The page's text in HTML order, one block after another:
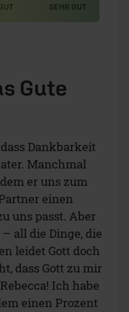
SEHR GUT
Gute
Dankbarkeit
Manchmal
er uns zum
einen
uns passt. Aber
all die Dinge, die
leidet Gott doch
dass Gott zu mir
Ich habe
einen Prozent